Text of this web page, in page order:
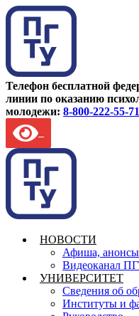
Телефон бесплатной
линии по оказанию
молодежи: 8-800-222-55-71
НОВОСТИ
Афиша, анонсы
Видеоканал
УНИВЕРСИТЕТ
Сведения об
Институты и